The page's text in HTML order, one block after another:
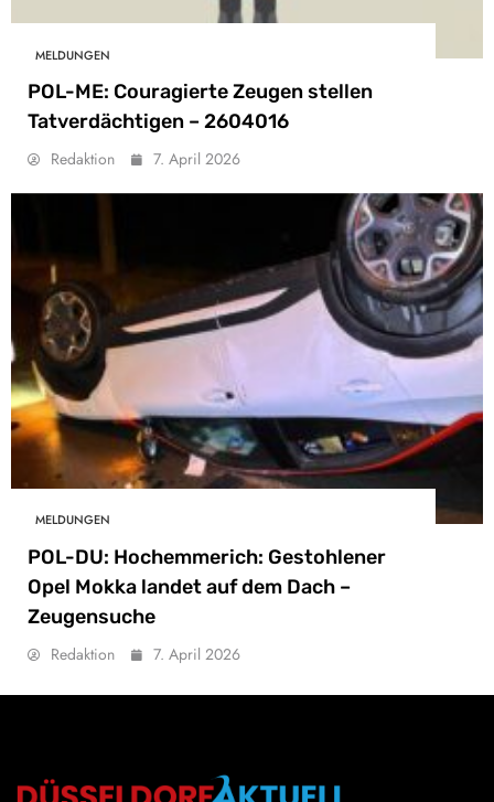
MELDUNGEN
POL-ME: Couragierte Zeugen stellen
Tatverdächtigen – 2604016
Redaktion 7. April 2026
MELDUNGEN
POL-DU: Hochemmerich: Gestohlener
Opel Mokka landet auf dem Dach –
Zeugensuche
Redaktion 7. April 2026